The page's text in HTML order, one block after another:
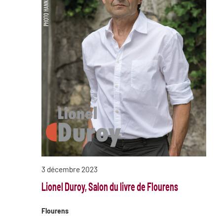
Lionel Duroy, Salon du livre de Flourens
3 décembre 2023
Flourens